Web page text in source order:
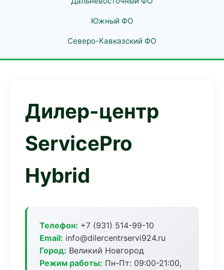
Южный ФО
Северо-Кавказский ФО
Дилер-центр
ServicePro
Hybrid
Телефон: +7 (931) 514-99-10
Email: info@dilercentrservi924.ru
Город: Великий Новгород
Режим работы: Пн-Пт: 09:00-21:00,